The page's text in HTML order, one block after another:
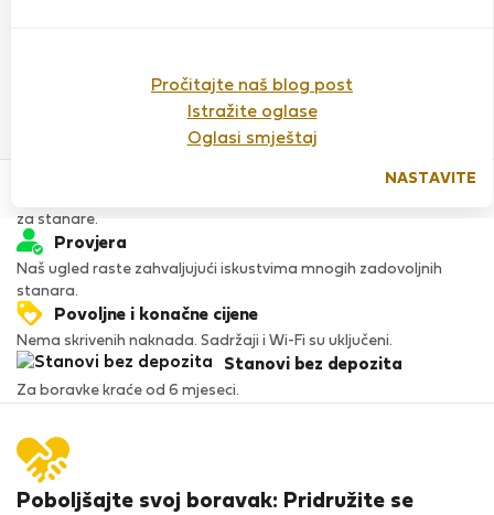
Pročitajte naš blog post
Istražite oglase
Oglasi smještaj
NASTAVITE
za stanare.
Provjera
Naš ugled raste zahvaljujući iskustvima mnogih zadovoljnih
stanara.
Povoljne i konačne cijene
Nema skrivenih naknada. Sadržaji i Wi-Fi su uključeni.
Stanovi bez depozita
Za boravke kraće od 6 mjeseci.
Poboljšajte svoj boravak: Pridružite se